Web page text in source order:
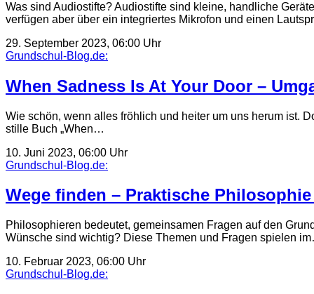
Was sind Audiostifte? Audiostifte sind kleine, handliche
verfügen aber über ein integriertes Mikrofon und einen
29. September 2023, 06:00 Uhr
Grundschul-Blog.de:
When Sadness Is At Your Door –
Wie schön, wenn alles fröhlich und heiter um uns herum ist.
stille Buch „When…
10. Juni 2023, 06:00 Uhr
Grundschul-Blog.de:
Wege finden – Praktische
Philosophieren bedeutet, gemeinsamen Fragen auf den
Wünsche sind wichtig? Diese Themen und Fragen spielen
10. Februar 2023, 06:00 Uhr
Grundschul-Blog.de: